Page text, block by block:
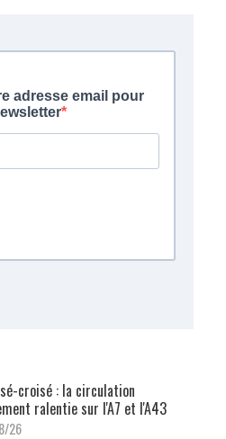
croisé : la circulation
ralentie sur l'A7 et l'A43
26